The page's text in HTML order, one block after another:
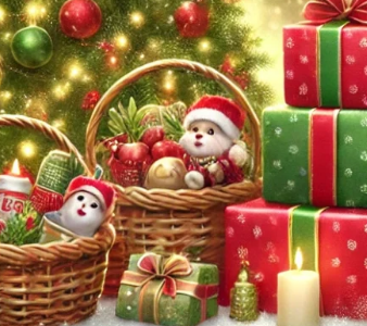
PUBLIÉ LE27 JUILLET 2026
Plusieurs dépôts de projets sont
ouverts au ministère de la Culture et
Communications procède
cours des prochaines mois.
Lire la suite